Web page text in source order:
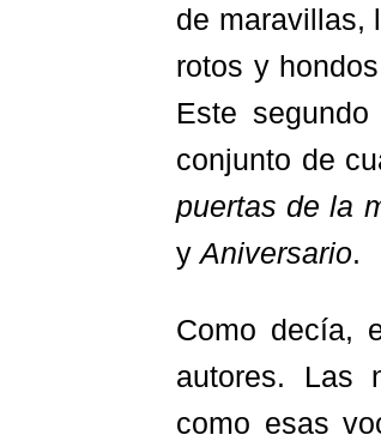
de maravillas,
rotos y
Este
conjunto de
puertas de la
y Aniversario.
Como decía,
autores. Las
como esas